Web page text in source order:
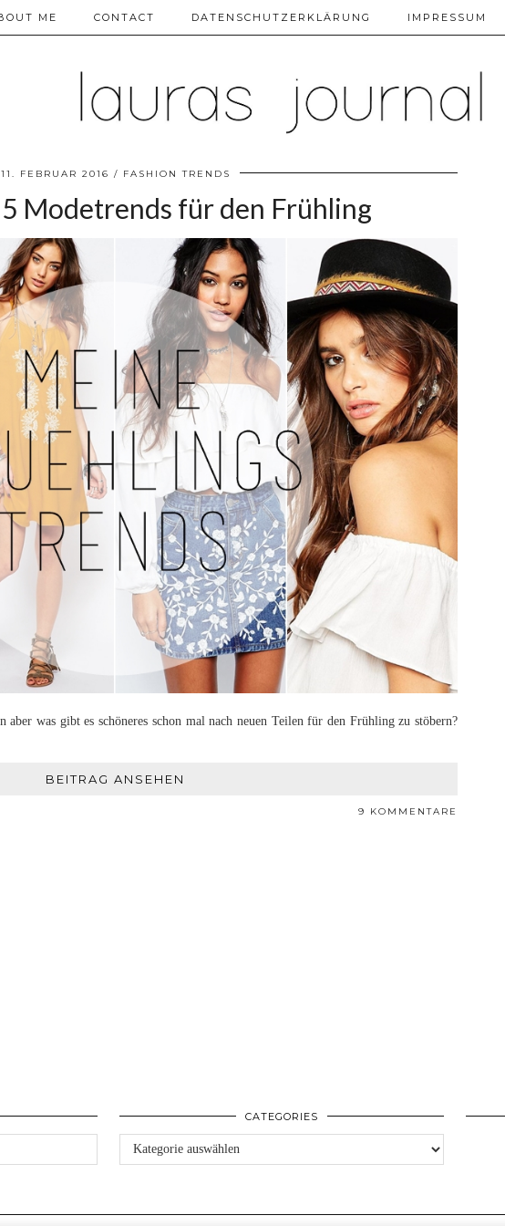
ME CONTACT DATENSCHUTZERKLÄRUNG IMPRESSUM
11. FEBRUAR 2016 FASHION TRENDS
Modetrends für den Frühling
was gibt es schöneres schon mal nach neuen Teilen für den Frühling zu stöbern?
BEITRAG ANSEHEN
9 KOMMENTARE
CATEGORIES
Categories